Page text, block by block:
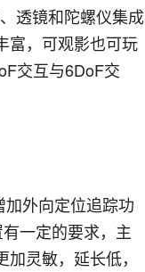
透镜和陀螺仪集成
富，可观影也可玩
交互与6DoF交
外向定位追踪功
一定的要求，主
灵敏，延长低，